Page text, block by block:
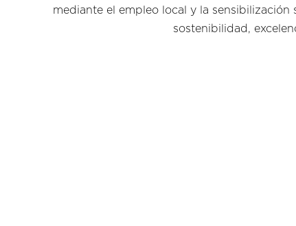
mediante el empleo local y la
sostenibilidad,